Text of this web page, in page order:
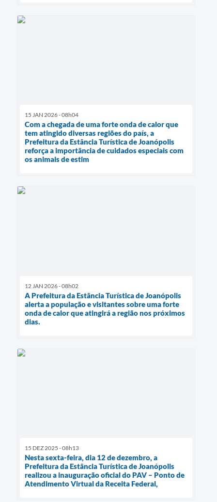
15 JAN 2026 - 08h04
Com a chegada de uma forte onda de calor que
tem atingido diversas regiões do país, a
Prefeitura da Estância Turística de Joanópolis
reforça a importância de cuidados especiais com
os animais de estim
12 JAN 2026 - 08h02
A Prefeitura da Estância Turística de Joanópolis
alerta a população e visitantes sobre uma forte
onda de calor que atingirá a região nos próximos
dias.
15 DEZ 2025 - 08h13
Nesta sexta-feira, dia 12 de dezembro, a
Prefeitura da Estância Turística de Joanópolis
realizou a inauguração oficial do PAV – Ponto de
Atendimento Virtual da Receita Federal,